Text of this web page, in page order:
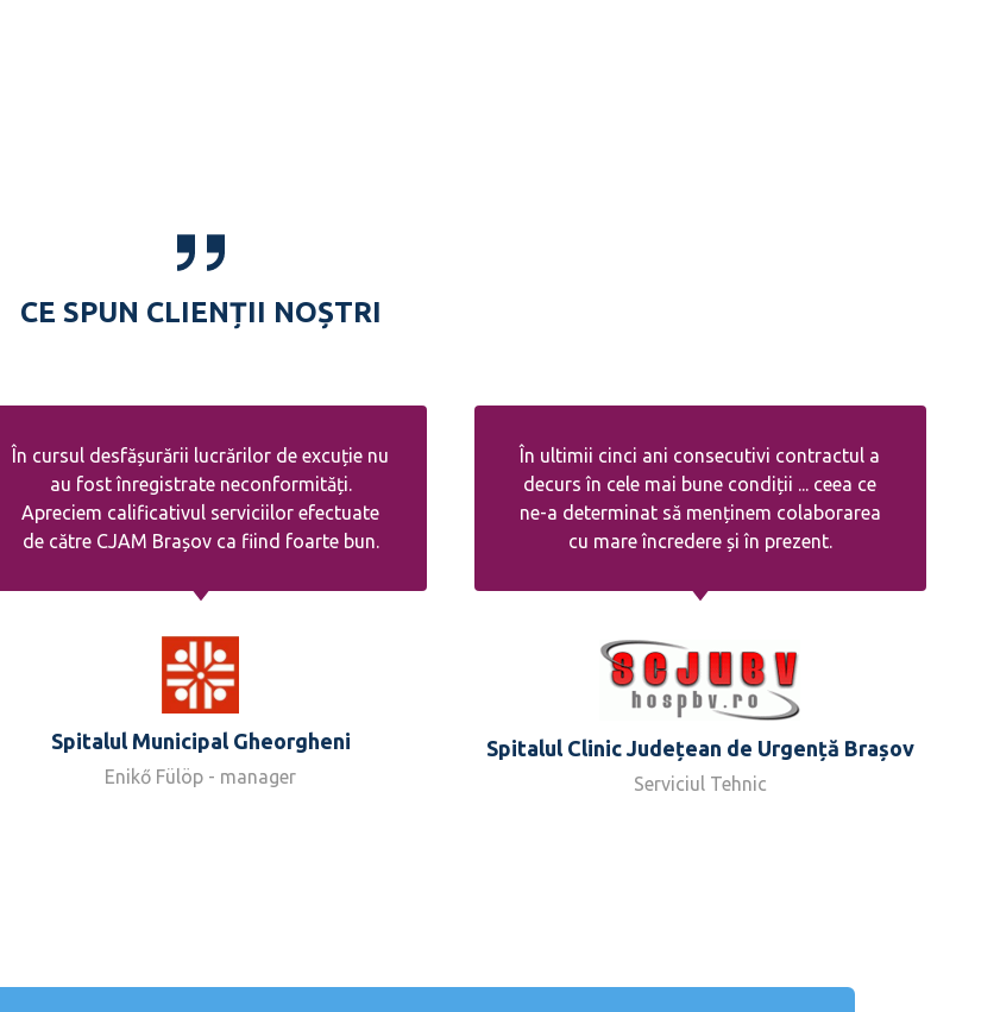
CE SPUN CLIENȚII NOȘTRI
În cursul desfășurării lucrărilor de excuție nu
au fost înregistrate neconformități.
Apreciem calificativul serviciilor efectuate
de către CJAM Brașov ca fiind foarte bun.
Spitalul Municipal Gheorgheni
Enikő Fülöp - manager
În ultimii cinci ani consecutivi contractul a
decurs în cele mai bune condiții ... ceea ce
ne-a determinat să menținem colaborarea
cu mare încredere și în prezent.
Spitalul Clinic Județean de Urgență Brașov
Serviciul Tehnic